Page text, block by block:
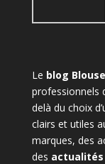
Le blog
professionnels
delà du choix
clairs et utiles
marques, des
des actualités